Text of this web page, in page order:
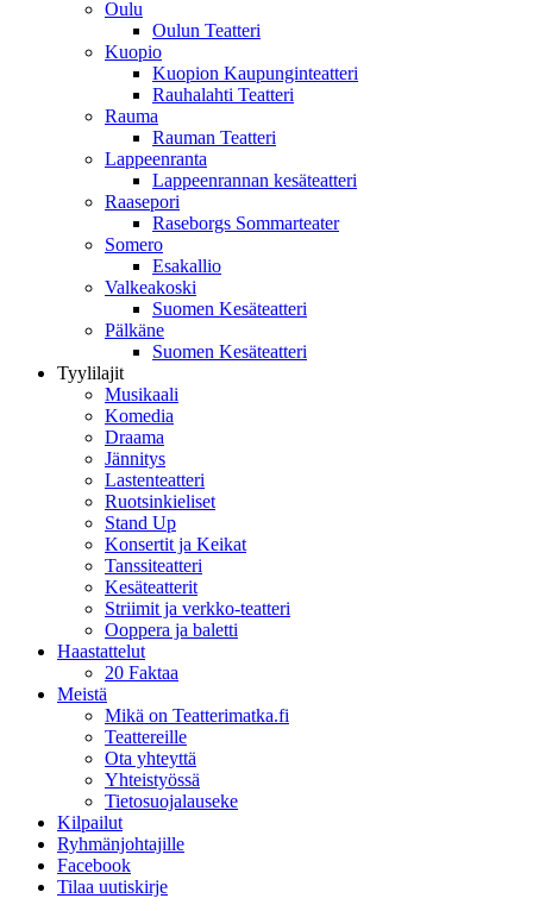
Oulu
Oulun Teatteri
Kuopio
Kuopion Kaupunginteatteri
Rauhalahti Teatteri
Rauma
Rauman Teatteri
Lappeenranta
Lappeenrannan kesäteatteri
Raasepori
Raseborgs Sommarteater
Somero
Esakallio
Valkeakoski
Suomen Kesäteatteri
Pälkäne
Suomen Kesäteatteri
Tyylilajit
Musikaali
Komedia
Draama
Jännitys
Lastenteatteri
Ruotsinkieliset
Stand Up
Konsertit ja Keikat
Tanssiteatteri
Kesäteatterit
Striimit ja verkko-teatteri
Ooppera ja baletti
Haastattelut
20 Faktaa
Meistä
Mikä on Teatterimatka.fi
Teattereille
Ota yhteyttä
Yhteistyössä
Tietosuojalauseke
Kilpailut
Ryhmänjohtajille
Facebook
Tilaa uutiskirje